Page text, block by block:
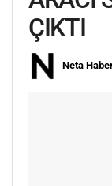
ÇIKTI
Neta